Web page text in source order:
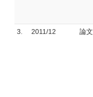
3. 2011/12 論文